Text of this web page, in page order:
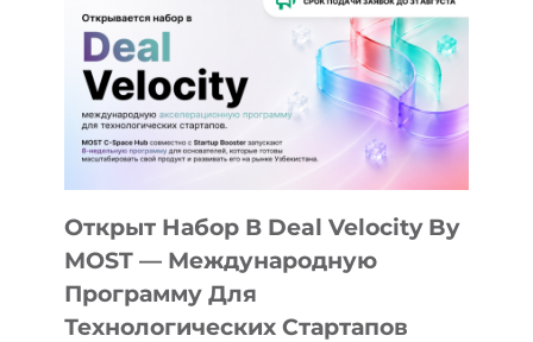
AI
YOUTH
CAMP
ДАЛ
30
ПОДРОСТКАМ
БИЛЕТ
ПРЕДПРИНИМАТЕЛЬСТВО
Открыт Набор В Deal Velocity By
MOST — Международную
Программу Для
Технологических Стартапов